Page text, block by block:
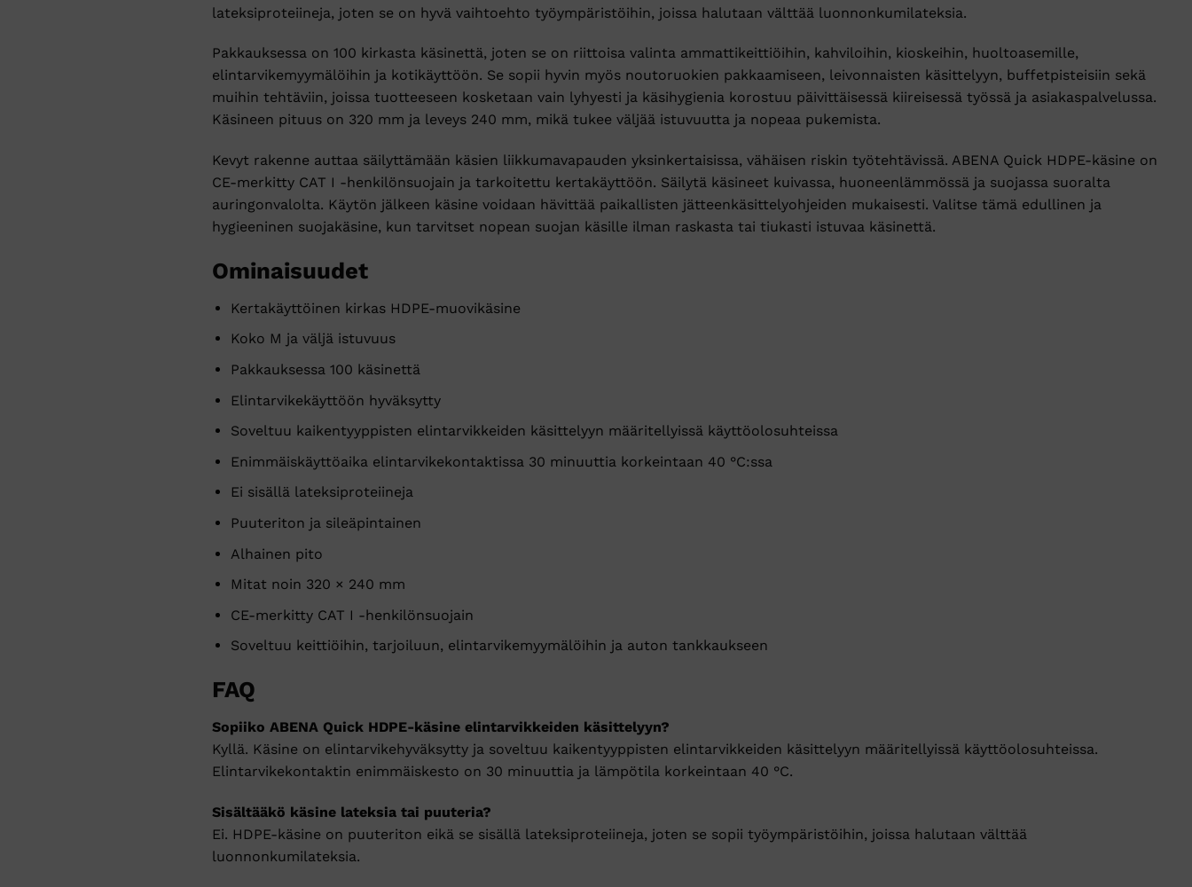
lateksiproteiineja, joten se on hyvä vaihtoehto työympäristöihin, joissa halutaan välttää luonnonkumilateksia.
Pakkauksessa on 100 kirkasta käsinettä, joten se on riittoisa valinta ammattikeittiöihin, kahviloihin, kioskeihin, huoltoasemille,
elintarvikemyymälöihin ja kotikäyttöön. Se sopii hyvin myös noutoruokien pakkaamiseen, leivonnaisten käsittelyyn, buffetpisteisiin sekä
muihin tehtäviin, joissa tuotteeseen kosketaan vain lyhyesti ja käsihygienia korostuu päivittäisessä kiireisessä työssä ja asiakaspalvelussa.
Käsineen pituus on 320 mm ja leveys 240 mm, mikä tukee väljää istuvuutta ja nopeaa pukemista.
Kevyt rakenne auttaa säilyttämään käsien liikkumavapauden yksinkertaisissa, vähäisen riskin työtehtävissä. ABENA Quick HDPE-käsine on
CE-merkitty CAT I -henkilönsuojain ja tarkoitettu kertakäyttöön. Säilytä käsineet kuivassa, huoneenlämmössä ja suojassa suoralta
auringonvalolta. Käytön jälkeen käsine voidaan hävittää paikallisten jätteenkäsittelyohjeiden mukaisesti. Valitse tämä edullinen ja
hygieeninen suojakäsine, kun tarvitset nopean suojan käsille ilman raskasta tai tiukasti istuvaa käsinettä.
Ominaisuudet
Kertakäyttöinen kirkas HDPE-muovikäsine
Koko M ja väljä istuvuus
Pakkauksessa 100 käsinettä
Elintarvikekäyttöön hyväksytty
Soveltuu kaikentyyppisten elintarvikkeiden käsittelyyn määritellyissä käyttöolosuhteissa
Enimmäiskäyttöaika elintarvikekontaktissa 30 minuuttia korkeintaan 40 °C:ssa
Ei sisällä lateksiproteiineja
Puuteriton ja sileäpintainen
Alhainen pito
Mitat noin 320 × 240 mm
CE-merkitty CAT I -henkilönsuojain
Soveltuu keittiöihin, tarjoiluun, elintarvikemyymälöihin ja auton tankkaukseen
FAQ
Sopiiko ABENA Quick HDPE-käsine elintarvikkeiden käsittelyyn?
Kyllä. Käsine on elintarvikehyväksytty ja soveltuu kaikentyyppisten elintarvikkeiden käsittelyyn määritellyissä käyttöolosuhteissa.
Elintarvikekontaktin enimmäiskesto on 30 minuuttia ja lämpötila korkeintaan 40 °C.
Sisältääkö käsine lateksia tai puuteria?
Ei. HDPE-käsine on puuteriton eikä se sisällä lateksiproteiineja, joten se sopii työympäristöihin, joissa halutaan välttää
luonnonkumilateksia.